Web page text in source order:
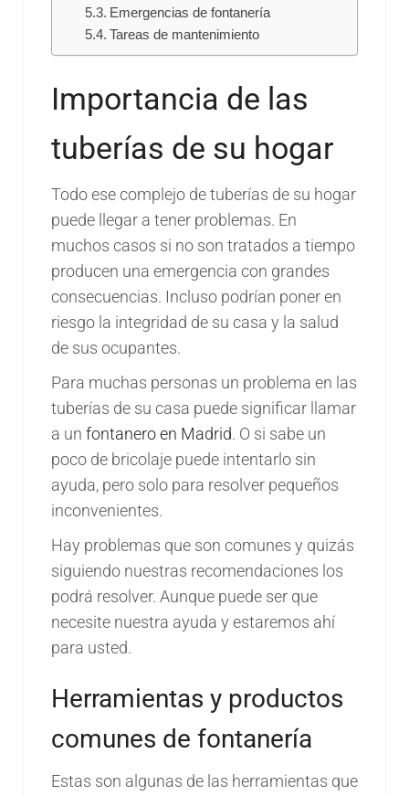
Emergencias de fontanería
Tareas de mantenimiento
Importancia de las
tuberías de su hogar
Todo ese complejo de tuberías de su hogar
puede llegar a tener problemas. En
muchos casos si no son tratados a tiempo
producen una emergencia con grandes
consecuencias. Incluso podrían poner en
riesgo la integridad de su casa y la salud
de sus ocupantes.
Para muchas personas un problema en las
tuberías de su casa puede significar llamar
a un fontanero en Madrid. O si sabe un
poco de bricolaje puede intentarlo sin
ayuda, pero solo para resolver pequeños
inconvenientes.
Hay problemas que son comunes y quizás
siguiendo nuestras recomendaciones los
podrá resolver. Aunque puede ser que
necesite nuestra ayuda y estaremos ahí
para usted.
Herramientas y productos
comunes de fontanería
Estas son algunas de las herramientas que